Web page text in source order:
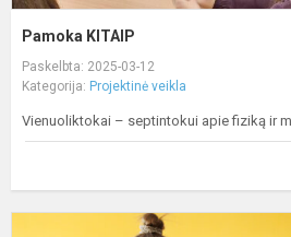
Pamoka KITAIP
Paskelbta: 2025-03-12
Kategorija: Projektinė veikla
Vienuoliktokai – septintokui apie fiziką ir